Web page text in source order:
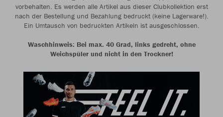
vorbehalten. Es werden alle Artikel aus dieser Clubkollektion erst
nach der Bestellung und Bezahlung bedruckt (keine Lagerware!).
Ein Umtausch von bedruckten Artikeln ist ausgeschlossen.
Waschhinweis: Bei max. 40 Grad, links gedreht, ohne
Weichspüler und nicht in den Trockner!